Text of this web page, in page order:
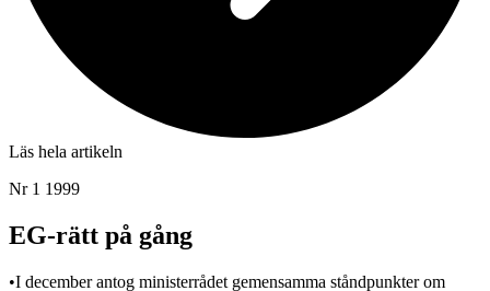
Läs hela artikeln
Nr 1 1999
EG-rätt på gång
•I december antog ministerrådet gemensamma ståndpunkter om